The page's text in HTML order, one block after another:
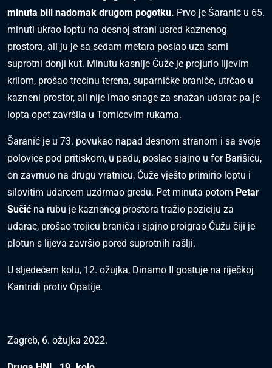
minuta bili nadomak drugom pogotku. Prvo je Šaranić u 65.
minuti ukrao loptu na desnoj strani usred kaznenog
prostora, ali ju je sa sedam metara poslao uza sami
suprotni donji kut. Minutu kasnije Ćuže je projurio lijevim
krilom, prošao trećinu terena, suparničke braniče, utrčao u
kazneni prostor, ali nije imao snage za snažan udarac pa je
lopta opet završila u Tomićevim rukama.
Šaranić je u 73. povukao napad desnom stranom i sa svoje
polovice pod pritiskom, u padu, poslao sjajno u for Barišiću,
on zavrnuo na drugu vratnicu, Ćuže vješto primirio loptu i
silovitim udarcem uzdrmao gredu. Pet minuta potom Petar
Sučić na rubu je kaznenog prostora tražio poziciju za
udarac, prošao trojicu braniča i sjajno proigrao Ćužu čiji je
plotun s lijeva završio pored suprotnih rašlji.
U sljedećem kolu, 12. ožujka, Dinamo II gostuje na riječkoj
Kantridi protiv Opatije.
Zagreb, 6. ožujka 2022.